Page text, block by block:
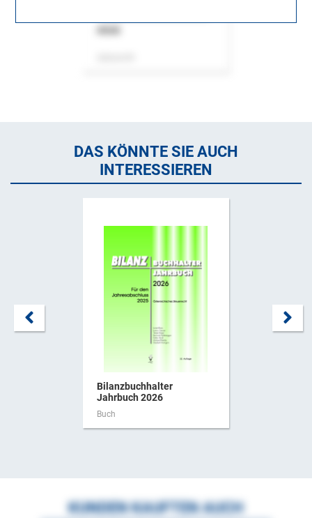
DAS KÖNNTE SIE AUCH
INTERESSIEREN
Bilanzbuchhalter
Jahrbuch 2026
Buch
KUNDEN KAUFTEN AUCH